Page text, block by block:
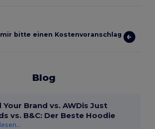
bitte einen Kostenvoranschlag
Blog
Your Brand vs. AWDis Just
vs. B&C: Der Beste Hoodie